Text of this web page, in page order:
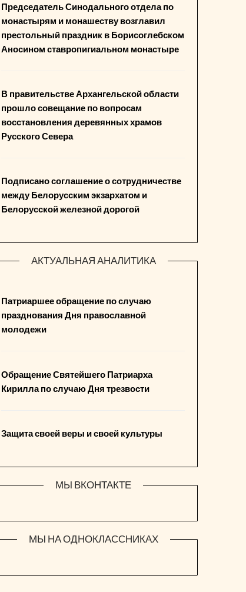
Председатель Синодального отдела по
монастырям и монашеству возглавил
престольный праздник в Борисоглебском
Аносином ставропигиальном монастыре
В правительстве Архангельской области
прошло совещание по вопросам
восстановления деревянных храмов
Русского Севера
Подписано соглашение о сотрудничестве
между Белорусским экзархатом и
Белорусской железной дорогой
АКТУАЛЬНАЯ АНАЛИТИКА
Патриаршее обращение по случаю
празднования Дня православной
молодежи
Обращение Святейшего Патриарха
Кирилла по случаю Дня трезвости
Защита своей веры и своей культуры
МЫ ВКОНТАКТЕ
МЫ НА ОДНОКЛАССНИКАХ